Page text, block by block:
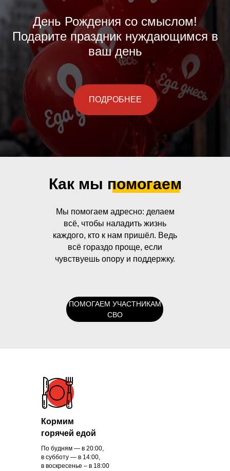
День Рождения со смыслом!
Подарите праздник нуждающимся в
ваш день
ПОДРОБНЕЕ
Как мы помогаем
ПОМОГАЕМ УЧАСТНИКАМ
СВО
Мы помогаем адресно: делаем
всё, чтобы наладить жизнь
каждого, кто к нам пришёл. Ведь
всё гораздо проще, если
чувствуешь опору и поддержку.
По будням — в 20:00,
в субботу — в 14:00,
в воскресенье – в 18:00
Кормим
горячей едой